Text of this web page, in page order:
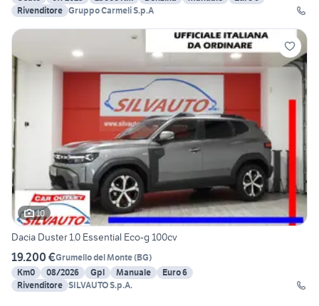
Rivenditore Gruppo Carmeli S.p.A
10
Dacia Duster 1.0 Essential Eco-g 100cv
19.200 €Grumello del Monte(BG)
Km0
08/2026 Gpl Manuale
Euro 6
Rivenditore SILVAUTO S.p.A.